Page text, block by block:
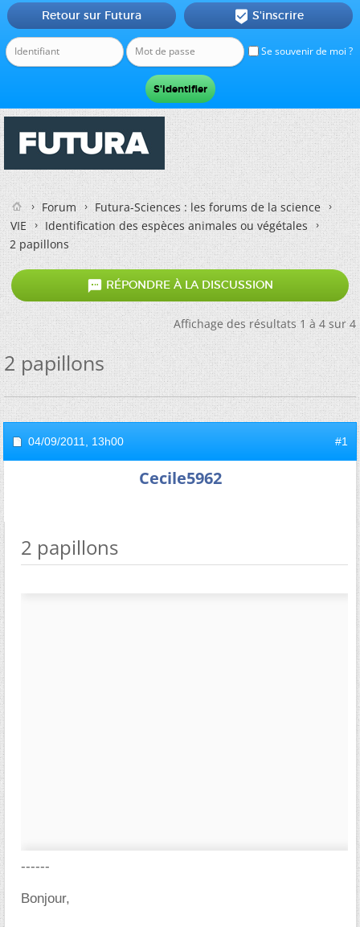
Se souvenir de moi ?
Retour sur Futura  S'inscrire
Forum
Futura-Sciences : les forums de la science
VIE
Identification des espèces animales ou végétales
2 papillons
 RÉPONDRE À LA DISCUSSION
Affichage des résultats 1 à 4 sur 4
2 papillons
04/09/2011, 13h00 #1
Cecile5962
2 papillons
------
Bonjour,